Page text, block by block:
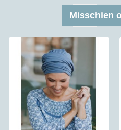
Een retour kan vaak gratis
of track&trace code
of verzendbewijs dan betalen wij de
Misschien